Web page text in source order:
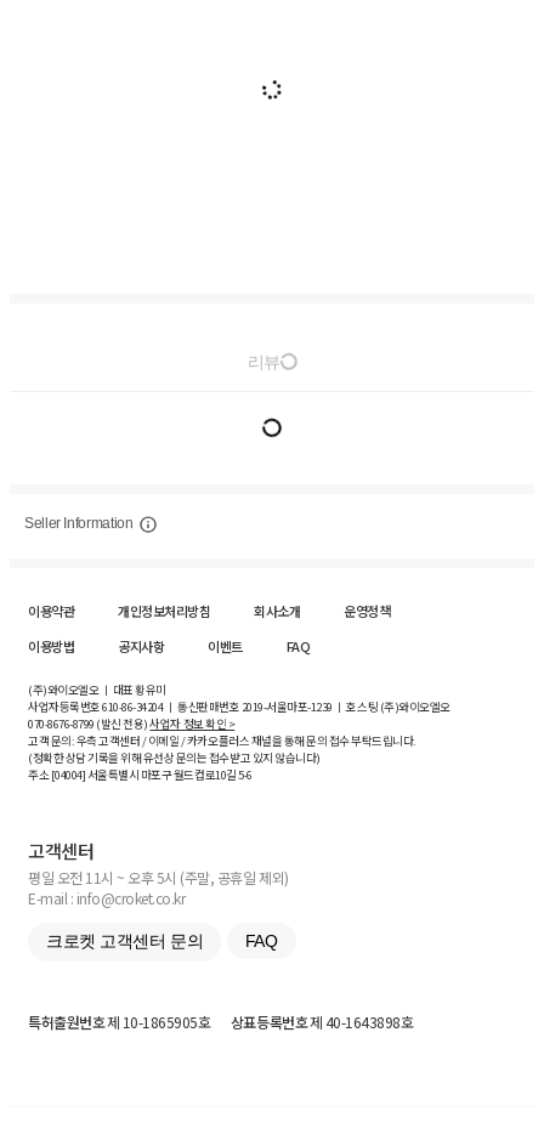
리뷰
Seller Information
이용약관 개인정보처리방침 회사소개
운영정책
이용방법
공지사항 이벤트 FAQ
(주)와이오엘오 ㅣ 대표 황유미
사업자등록번호610-86-34204ㅣ 통신판매번호 2019-서울마포-1239 ㅣ 호스팅 (주)와이오엘오
070-8676-8799 (발신 전용)사업자 정보 확인 >
고객 문의: 우측 고객센터 / 이메일 / 카카오플러스 채널을 통해 문의 접수 부탁드립니다.
(정확한 상담 기록을 위해 유선상 문의는 접수받고 있지 않습니다)
주소 [04004] 서울특별시 마포구 월드컵로10길5-6
고객센터
평일 오전 11시 ~ 오후 5시 (주말, 공휴일 제외)
E-mail : info@croket.co.kr
크로켓 고객센터 문의 FAQ
특허출원번호제 10-1865905호 상표등록번호제 40-1643898호